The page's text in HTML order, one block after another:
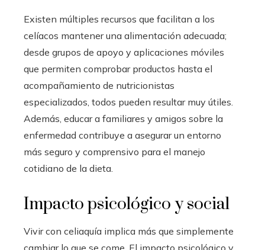
Existen múltiples recursos que facilitan a los
celíacos mantener una alimentación adecuada;
desde grupos de apoyo y aplicaciones móviles
que permiten comprobar productos hasta el
acompañamiento de nutricionistas
especializados, todos pueden resultar muy útiles.
Además, educar a familiares y amigos sobre la
enfermedad contribuye a asegurar un entorno
más seguro y comprensivo para el manejo
cotidiano de la dieta.
Impacto psicológico y social
Vivir con celiaquía implica más que simplemente